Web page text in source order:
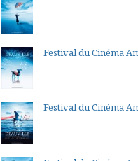
Festival du Cinéma
Festival du Cinéma